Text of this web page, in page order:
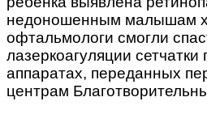
недоношенным малышам
офтальмологи смогли
лазеркоагуляции
аппаратах, переданных
центрам